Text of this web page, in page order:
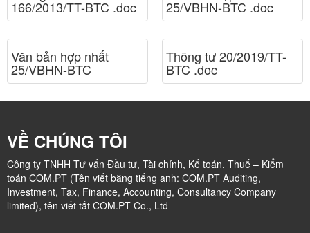
166/2013/TT-BTC .doc 25/VBHN-BTC .doc
Văn bản hợp nhất
25/VBHN-BTC
Thông tư 20/2019/TT-
BTC .doc
VỀ CHÚNG TÔI
Công ty TNHH Tư vấn Đầu tư, Tài chính, Kế toán, Thuế – Kiểm
toán COM.PT (Tên viết bằng tiếng anh: COM.PT Auditing,
Investment, Tax, Finance, Accounting, Consultancy Company
limited), tên viết tắt COM.PT Co., Ltd